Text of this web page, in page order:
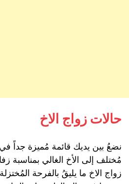
حالات زواج الاخ
نضعُ بين يديك قائمة مُميزة جداً
مُختلف إلى الأخ الغالي بمناسبة
زواج الاخ ما يليقُ بالفرحة